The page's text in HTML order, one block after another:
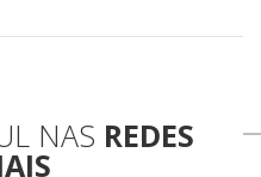
NAS REDES